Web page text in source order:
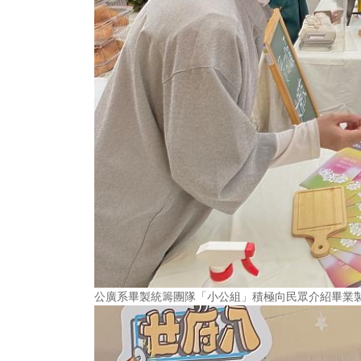
公廣系畢製統籌團隊「小公組」積極向民眾介紹畢業